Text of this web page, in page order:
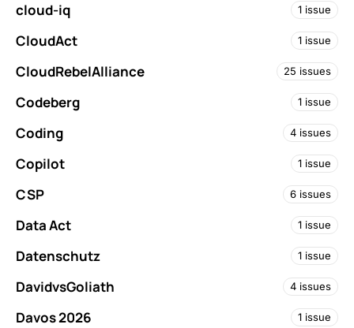
cloud-iq 1 issue
CloudAct 1 issue
CloudRebelAlliance 25 issues
Codeberg 1 issue
Coding 4 issues
Copilot 1 issue
CSP 6 issues
Data Act 1 issue
Datenschutz 1 issue
DavidvsGoliath 4 issues
Davos 2026 1 issue